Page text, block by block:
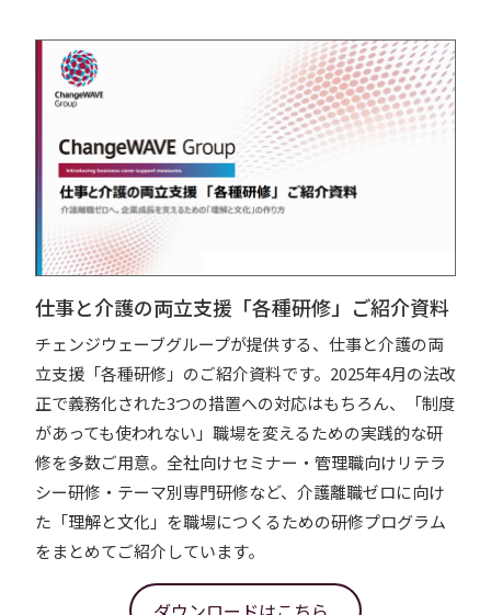
仕事と介護の両立支援「各種研修」ご紹介資料
チェンジウェーブグループが提供する、仕事と介護の両
立支援「各種研修」のご紹介資料です。2025年4月の法改
正で義務化された3つの措置への対応はもちろん、「制度
があっても使われない」職場を変えるための実践的な研
修を多数ご用意。全社向けセミナー・管理職向けリテラ
シー研修・テーマ別専門研修など、介護離職ゼロに向け
た「理解と文化」を職場につくるための研修プログラム
をまとめてご紹介しています。